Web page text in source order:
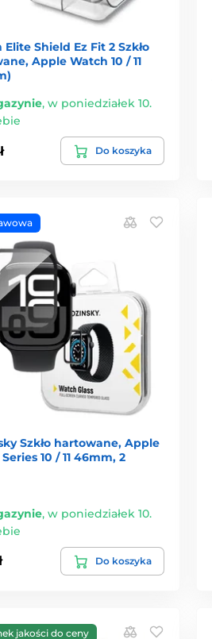
Elite Shield Ez Fit 2 Szkło
Apple Watch 10 / 11
, w poniedziałek 10.
Do koszyka
Szkło hartowane, Apple
10 / 11 46mm, 2
, w poniedziałek 10.
Do koszyka
jakości do ceny